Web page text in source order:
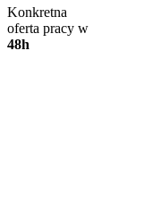
Konkretna
oferta pracy w
48h